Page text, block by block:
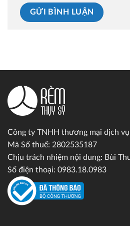
Công ty TNHH thương mại dịch
Mã Số thuế: 2802535187
Chịu trách nhiệm nội dung: Bùi
Số điện thoại: 0983.18.0983